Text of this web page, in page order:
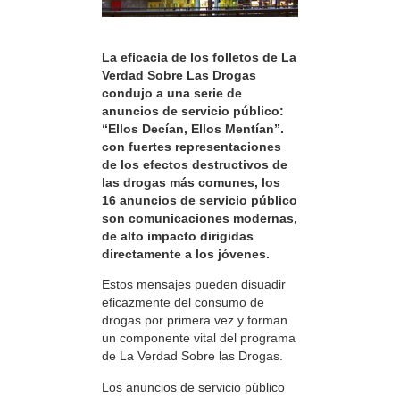
La eficacia de los folletos de La
Verdad Sobre Las Drogas
condujo a una serie de
anuncios de servicio público:
“Ellos Decían, Ellos Mentían”.
con fuertes representaciones
de los efectos destructivos de
las drogas más comunes, los
16 anuncios de servicio público
son comunicaciones modernas,
de alto impacto dirigidas
directamente a los jóvenes.
Estos mensajes pueden disuadir
eficazmente del consumo de
drogas por primera vez y forman
un componente vital del programa
de La Verdad Sobre las Drogas.
Los anuncios de servicio público